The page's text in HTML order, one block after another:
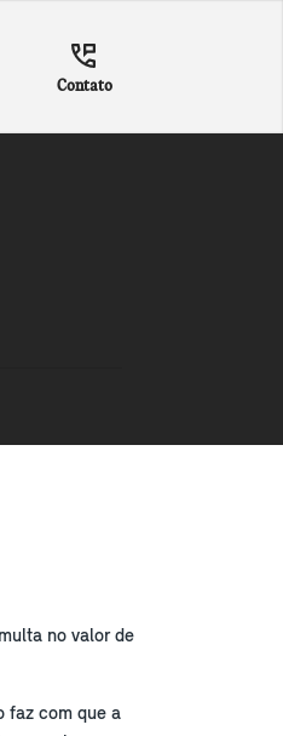
Contato
no valor de
faz com que a